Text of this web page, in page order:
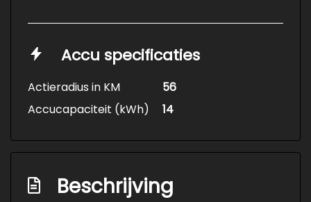
Accu specificaties
Actieradius in KM
56
Accucapaciteit (kWh)
14
Beschrijving